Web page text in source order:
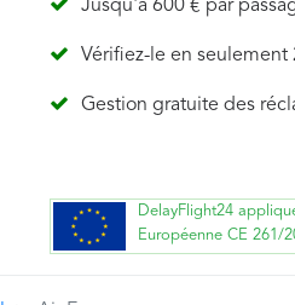
Jusqu'à 600 € par
Vérifiez-le en seulement
Gestion gratuite des
DelayFlight24
Européenne CE 261/